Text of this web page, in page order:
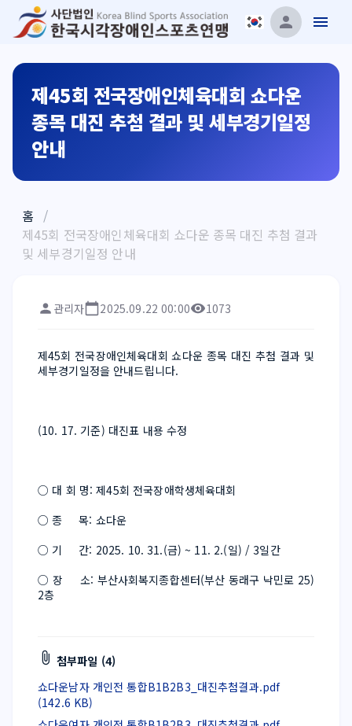
제45회 전국장애인체육대회 쇼다운
종목 대진 추첨 결과 및 세부경기일정
안내
홈 /
제45회 전국장애인체육대회 쇼다운 종목 대진 추첨 결과
및 세부경기일정 안내
관리자 2025.09.22 00:00 1073
제45회 전국장애인체육대회 쇼다운 종목 대진 추첨 결과 및
세부경기일정을 안내드립니다.
(10. 17. 기준) 대진표 내용 수정
○ 대 회 명: 제45회 전국장애학생체육대회
○ 종     목: 쇼다운
○ 기     간: 2025. 10. 31.(금) ~ 11. 2.(일) / 3일간
○ 장     소: 부산사회복지종합센터(부산 동래구 낙민로 25)
2층
첨부파일 (4)
쇼다운남자 개인전 통합B1B2B3_대진추첨결과.pdf
(142.6 KB)